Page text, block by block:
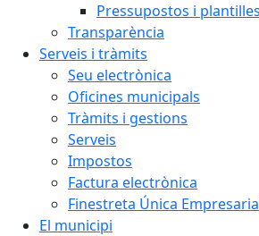
Pressupostos i plantilles
Transparència
Serveis i tràmits
Seu electrònica
Oficines municipals
Tràmits i gestions
Serveis
Impostos
Factura electrònica
Finestreta Única
El municipi